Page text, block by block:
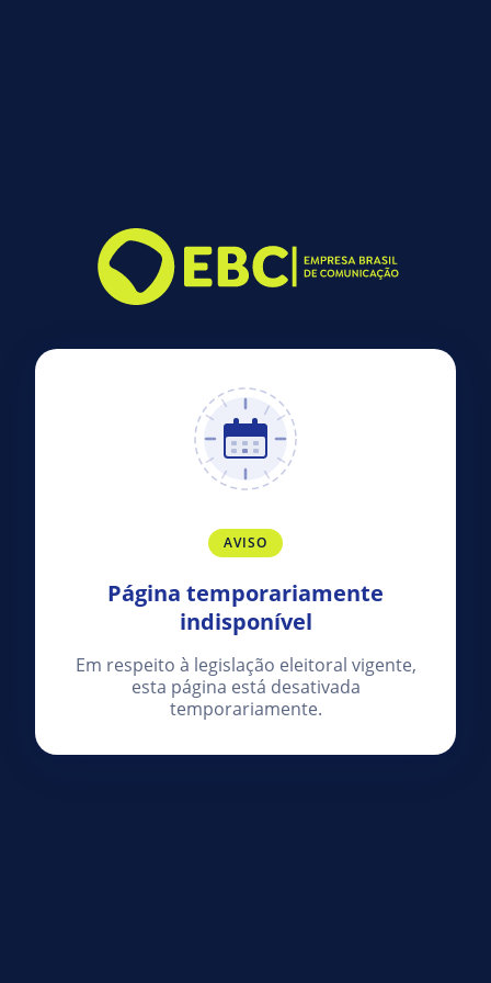
AVISO
Página temporariamente
indisponível
Em respeito à legislação eleitoral vigente,
esta página está desativada
temporariamente.